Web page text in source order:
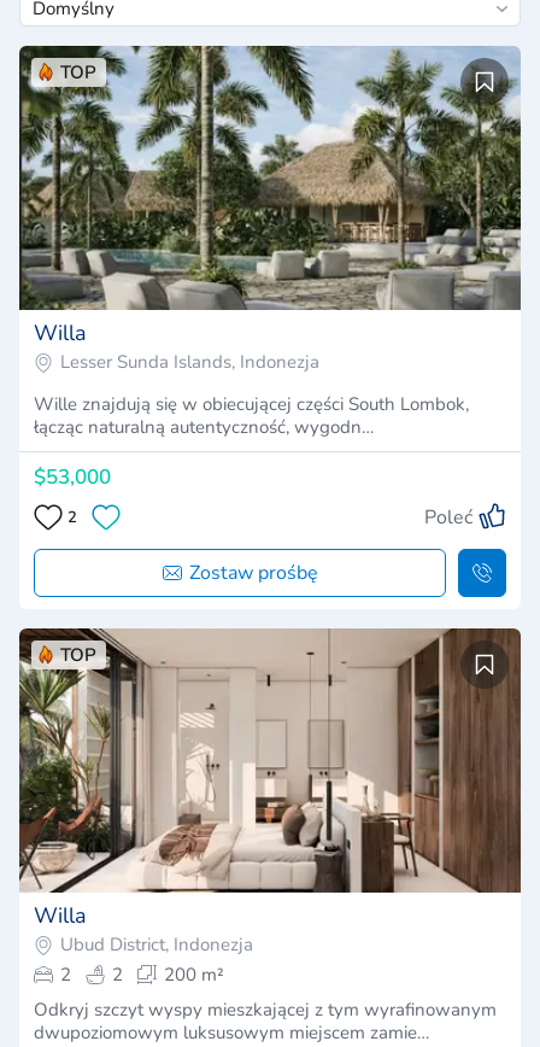
TOP
Willa
Lesser Sunda Islands, Indonezja
Wille znajdują się w obiecującej części South Lombok,
łącząc naturalną autentyczność, wygodn…
$53,000
2 Poleć
Zostaw prośbę
TOP
Willa
Ubud District, Indonezja
2
2
200 m²
Odkryj szczyt wyspy mieszkającej z tym wyrafinowanym
dwupoziomowym luksusowym miejscem zamie…